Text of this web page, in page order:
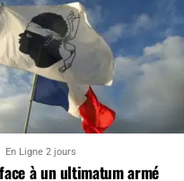
En Ligne 2 jours
à un ultimatum armé